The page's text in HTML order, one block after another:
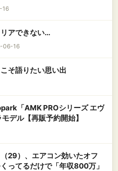
16
リアできない…
06-16
そ語りたい思い出
「AMK PROシリーズ エヴ
デル【再販予約開始】
29）、エアコン効いたオフ
ってるだけで「年収800万」